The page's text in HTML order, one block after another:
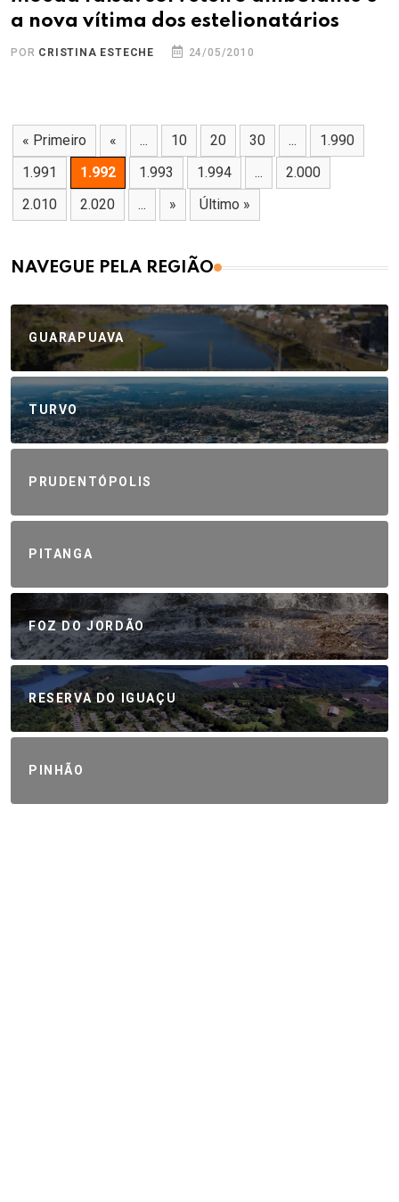
a nova vítima dos estelionatários
POR CRISTINA ESTECHE 24/05/2010
« Primeiro « ... 10 20 30 ...
1.990
1.991
1.992 1.993 1.994 ...
2.000
2.010
2.020 ... » Último »
NAVEGUE PELA REGIÃO
GUARAPUAVA
TURVO
PRUDENTÓPOLIS
PITANGA
FOZ DO JORDÃO
RESERVA DO IGUAÇU
PINHÃO